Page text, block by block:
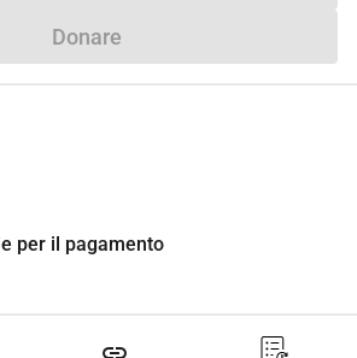
Donare
per il pagamento